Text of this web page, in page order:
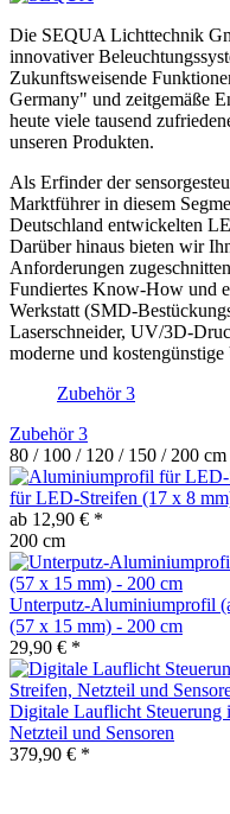
Die SEQUA Lichttechnik
innovativer
Zukunftsweisende
Germany" und zeitgemäße
heute viele tausend
unseren Produkten.
Als Erfinder der
Marktführer in diesem
Deutschland entwickelten
Darüber hinaus bieten wir
Anforderungen
Fundiertes Know-How und
Werkstatt (SMD-
Laserschneider, UV/3D-
moderne und kostengünstige
Zubehör3
Zubehör3
80 / 100 / 120 / 150 / 200 cm
für LED-Streifen (17 x 8
ab 12,90 € *
200 cm
Unterputz-Aluminiumprofil
(57 x 15 mm) - 200 cm
29,90 € *
Digitale Lauflicht
Netzteil und Sensoren
379,90 € *